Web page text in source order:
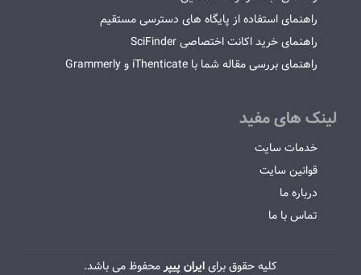
راهنمای استفاده از پایگاه های دسترسی مستقیم
راهنمای خرید اکانت اختصاصی SciFinder
راهنمای بررسی مقاله شما با iThenticate و Grammerly
لینک های مفید
خدمات سایت
قوانین سایت
درباره ما
تماس با ما
کلیه حقوق برایایران پیپرمحفوظ می باشد.